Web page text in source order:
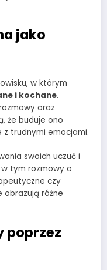
jako
w którym
i kochane.
oraz
że buduje ono
z trudnymi emocjami.
swoich uczuć i
tym rozmowy o
czy
obrazują różne
poprzez